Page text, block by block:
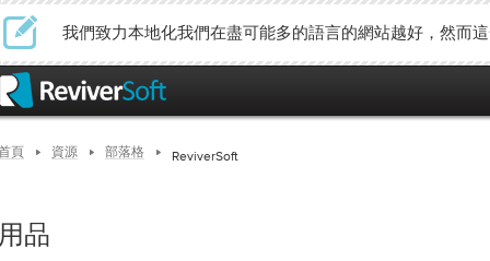
我們致力本地化我們在盡可能多的語言的網站越好，然而
頁 資源 部落格 ReviverSoft
品